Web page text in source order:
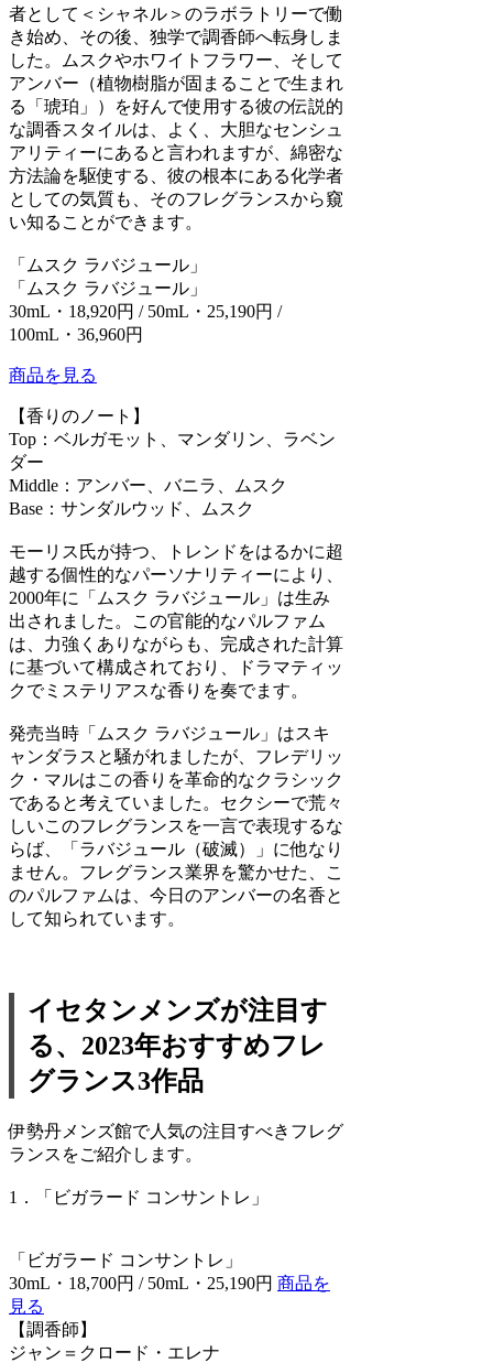
者として＜シャネル＞のラボラトリーで働
き始め、その後、独学で調香師へ転身しま
した。ムスクやホワイトフラワー、そして
アンバー（植物樹脂が固まることで生まれ
る「琥珀」）を好んで使用する彼の伝説的
な調香スタイルは、よく、大胆なセンシュ
アリティーにあると言われますが、綿密な
方法論を駆使する、彼の根本にある化学者
としての気質も、そのフレグランスから窺
い知ることができます。
「ムスク ラバジュール」
「ムスク ラバジュール」
30mL・18,920円 / 50mL・25,190円 /
100mL・36,960円
商品を見る
【香りのノート】
Top：ベルガモット、マンダリン、ラベン
ダー
Middle：アンバー、バニラ、ムスク
Base：サンダルウッド、ムスク
モーリス氏が持つ、トレンドをはるかに超
越する個性的なパーソナリティーにより、
2000年に「ムスク ラバジュール」は生み
出されました。この官能的なパルファム
は、力強くありながらも、完成された計算
に基づいて構成されており、ドラマティッ
クでミステリアスな香りを奏でます。
発売当時「ムスク ラバジュール」はスキ
ャンダラスと騒がれましたが、フレデリッ
ク・マルはこの香りを革命的なクラシック
であると考えていました。セクシーで荒々
しいこのフレグランスを一言で表現するな
らば、「ラバジュール（破滅）」に他なり
ません。フレグランス業界を驚かせた、こ
のパルファムは、今日のアンバーの名香と
して知られています。
イセタンメンズが注目す
る、2023年おすすめフレ
グランス3作品
伊勢丹メンズ館で人気の注目すべきフレグ
ランスをご紹介します。
1．「ビガラード コンサントレ」
「ビガラード コンサントレ」
30mL・18,700円 / 50mL・25,190円 商品を
見る
【調香師】
ジャン＝クロード・エレナ